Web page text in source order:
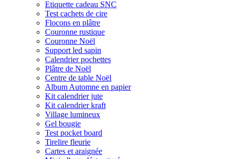
Etiquette cadeau SNC
Test cachets de cire
Flocons en plâtre
Couronne rustique
Couronne Noël
Support led sapin
Calendrier pochettes
Plâtre de Noël
Centre de table Noël
Album Automne en papier
Kit calendrier jute
Kit calendrier kraft
Village lumineux
Gel bougie
Test pocket board
Tirelire fleurie
Cartes et araignée